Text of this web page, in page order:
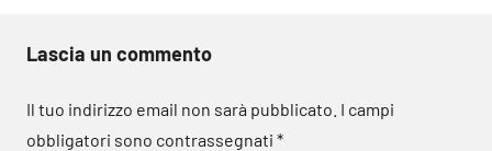
Lascia un commento
Il tuo indirizzo email non sarà pubblicato. I campi
obbligatori sono contrassegnati *